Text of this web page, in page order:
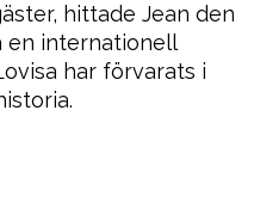
hittade Jean den
en internationell
har förvarats i